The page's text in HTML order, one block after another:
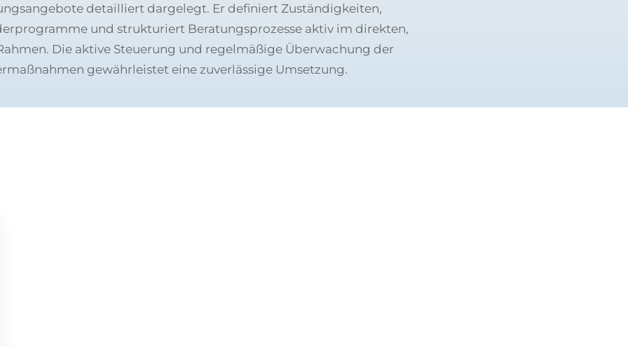
detailliert dargelegt. Er definiert Zuständigkeiten,
und strukturiert Beratungsprozesse aktiv im direkten,
Die aktive Steuerung und regelmäßige Überwachung der
gewährleistet eine zuverlässige Umsetzung.